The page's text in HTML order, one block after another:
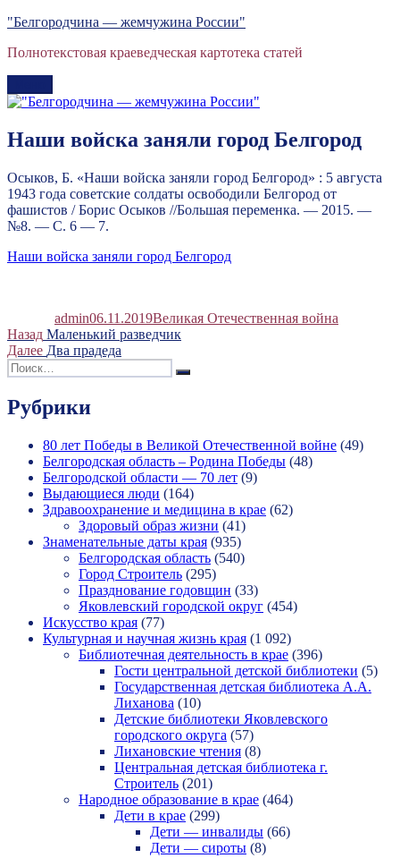
Перейти
содержимому
"Белгородчина — жемчужина России"
Полнотекстовая краеведческая картотека статей
Наши войска заняли город Белгород
Осыков, Б. «Наши войска заняли город Белгород» : 5 августа
1943 года советские солдаты освободили Белгород от
фашистов / Борис Осыков //Большая переменка. — 2015. —
№8. — С. 6 — 7.
Наши войска заняли город Белгород
admin06.11.2019Великая Отечественная война
Навигация
по
записям
Назад Предыдущая
запись:
Маленький разведчик
Далее Следующая
запись:
Два прадеда
Искать:
Поиск
Рубрики
80 лет Победы в Великой Отечественной войне (49)
Белгородская область – Родина Победы (48)
Белгородской области — 70 лет (9)
Выдающиеся люди (164)
Здравоохранение и медицина в крае (62)
Здоровый образ жизни (41)
Знаменательные даты края (935)
Белгородская область (540)
Город Строитель (295)
Празднование годовщин (33)
Яковлевский городской округ (454)
Искусство края (77)
Культурная и научная жизнь края (1 092)
Библиотечная деятельность в крае (396)
Гости центральной детской библиотеки (5)
Государственная детская библиотека А.А.
Лиханова (10)
Детские библиотеки Яковлевского
городского округа (57)
Лихановские чтения (8)
Центральная детская библиотека г.
Строитель (201)
Народное образование в крае (464)
Дети в крае (299)
Дети — инвалиды (66)
Дети — сироты (8)